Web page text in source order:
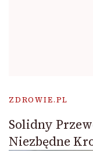
ZDROWIE.PL
Solidny
Niezbędne